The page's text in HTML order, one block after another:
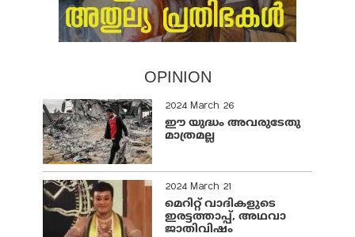
OPINION
2024 March 26
ഈ യുദ്ധം അവരുടേതു
മാത്രമല്ല
2024 March 21
മെറിറ്റ് വാദികളുടെ
ഇരട്ടത്താപ്പ്, അഥവാ
ജാതിവിഷം